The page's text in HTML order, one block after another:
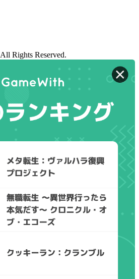
All Rights Reserved.